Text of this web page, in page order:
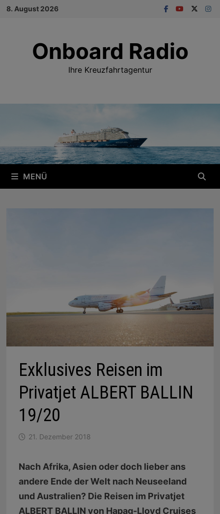
Zum
8. August 2026
Onboard Radio
Ihre Kreuzfahrtagentur
MENÜ
Exklusives Reisen im
Privatjet ALBERT BALLIN
19/20
21. Dezember 2018
Nach Afrika, Asien oder doch lieber ans
andere Ende der Welt nach Neuseeland
und Australien? Die Reisen im Privatjet
ALBERT BALLIN von Hapag-Lloyd Cruises